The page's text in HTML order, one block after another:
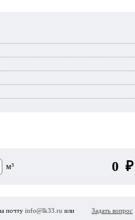
м³ 0 ₽
почту info@lk33.ru или
Задать вопрос